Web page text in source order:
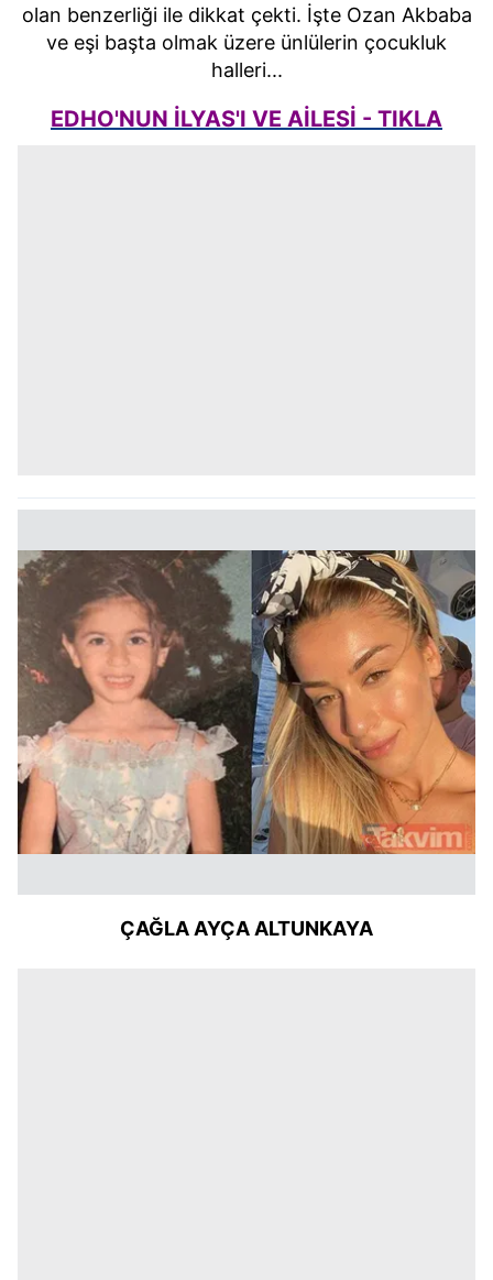
olan benzerliği ile dikkat çekti. İşte Ozan Akbaba
ve eşi başta olmak üzere ünlülerin çocukluk
halleri...
EDHO'NUN İLYAS'I VE AİLESİ - TIKLA
ÇAĞLA AYÇA ALTUNKAYA